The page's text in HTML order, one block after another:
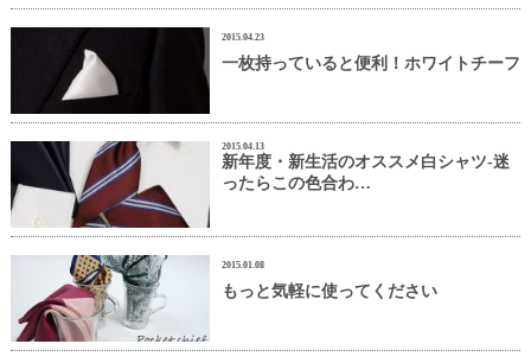
2015.04.23
一枚持っていると便利！ホワイトチーフ
2015.04.13
新年度・新生活のオススメ白シャツ-迷
ったらこの色合わ…
2015.01.08
もっと気軽に使ってください